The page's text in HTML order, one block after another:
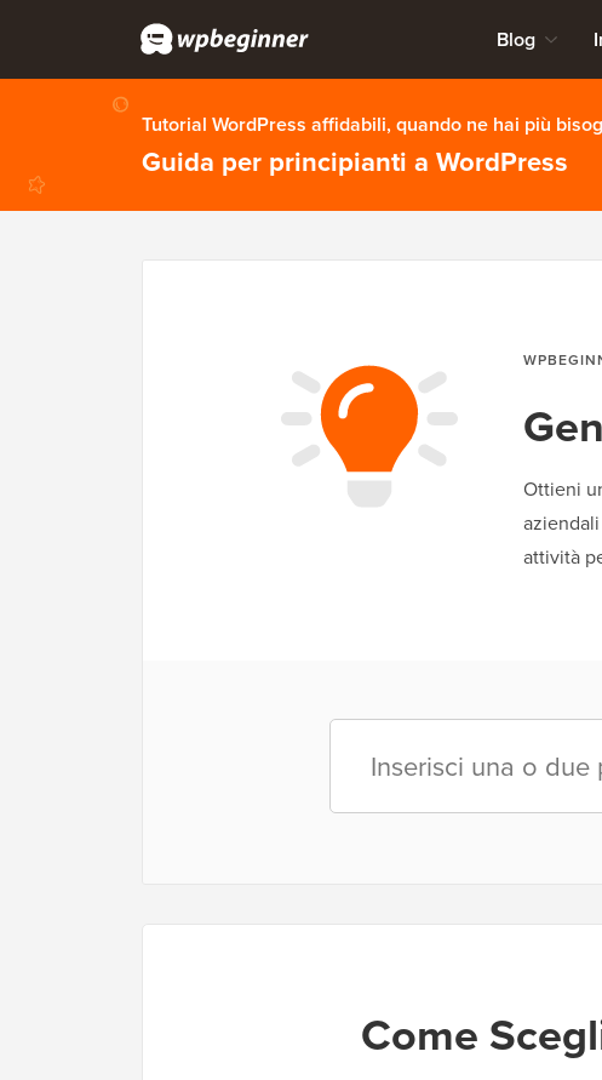
Blog
Tutorial WordPress affidabili, quando ne hai più
Guida per principianti a WordPress
Ottieni
attività
Come